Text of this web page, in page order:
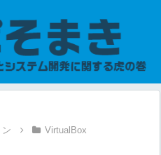
VirtualBox